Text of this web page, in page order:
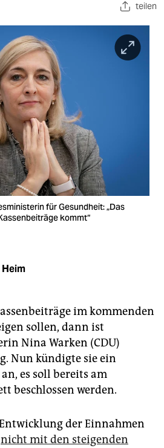
teilen
für Gesundheit: „Das
kommt“
im kommenden
sollen, dann ist
Nina Warken (CDU)
Nun kündigte sie ein
es soll bereits am
beschlossen werden.
der Einnahmen
nicht mit den steigenden